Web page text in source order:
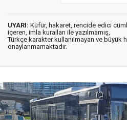
UYARI: Küfür, hakaret, rencide edici
içeren, imla kuralları ile yazılmamış,
Türkçe karakter kullanılmayan ve büyük
onaylanmamaktadır.